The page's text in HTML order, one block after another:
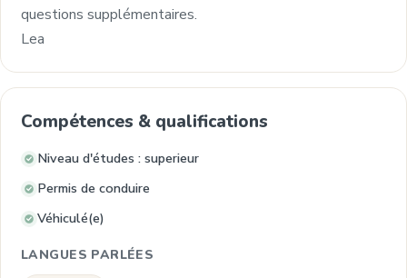
questions supplémentaires.
Lea
Compétences & qualifications
Niveau d'études : superieur
Permis de conduire
Véhiculé(e)
LANGUES PARLÉES